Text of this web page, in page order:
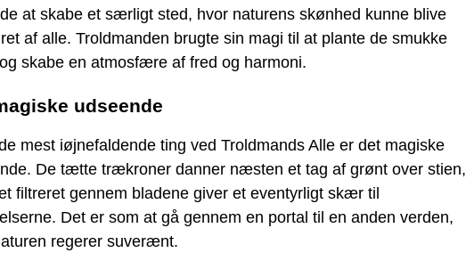
at skabe et særligt sted, hvor naturens skønhed kunne blive
af alle. Troldmanden brugte sin magi til at plante de smukke
skabe en atmosfære af fred og harmoni.
udseende
mest iøjnefaldende ting ved Troldmands Alle er det magiske
De tætte trækroner danner næsten et tag af grønt over stien,
filtreret gennem bladene giver et eventyrligt skær til
Det er som at gå gennem en portal til en anden verden,
regerer suverænt.